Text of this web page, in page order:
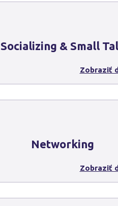
Socializing & Small
Zobraziť
Networking
Zobraziť